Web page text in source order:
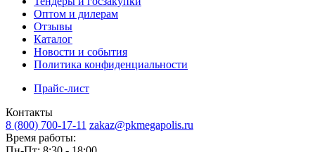
Оптом и дилерам
Отзывы
Каталог
Новости и события
Политика конфиденциальности
Прайс-лист
Контакты
8 (800) 700-17-11 zakaz@pkmegapolis.ru
Время работы: